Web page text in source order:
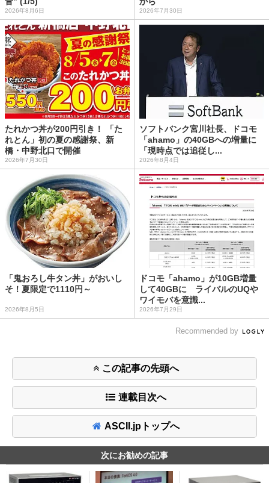
2026年8月6日 2026年7月30日
たれかつ丼が200円引き！ 「た
れとん」初の夏の感謝祭、新
橋・中野北口で開催
2026年7月30日
ソフトバンク宮川社長、ドコモ
「ahamo」の40GBへの増量に
「現時点では追従し...
2026年8月4日
「鬼おろし牛タン丼」がおいし
そ！夏限定で1110円～
2026年8月5日
ドコモ「ahamo」が10GB増量
して40GBに ライバルのUQや
ワイモバを意識...
2026年7月29日
Recommended by
この記事の先頭へ
連載目次へ
ASCII.jpトップへ
次にお勧めの記事